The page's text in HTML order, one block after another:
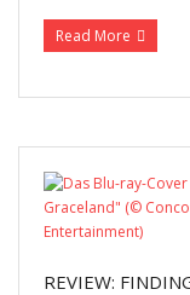
Read More
REVIEW: